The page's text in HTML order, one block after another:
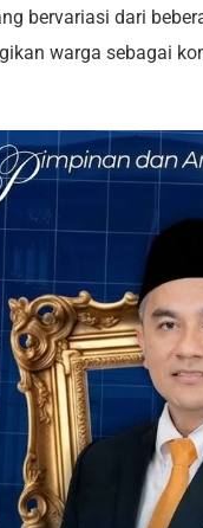
bervariasi dari
warga sebagai